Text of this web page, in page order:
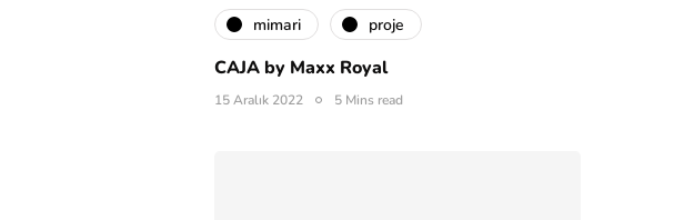
mimari proje
CAJA by Maxx Royal
15 Aralık 2022 5 Mins read